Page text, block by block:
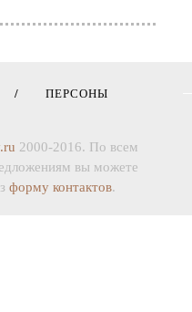
ПЕРСОНЫ
2000-2016. По всем
вы можете
форму контактов.